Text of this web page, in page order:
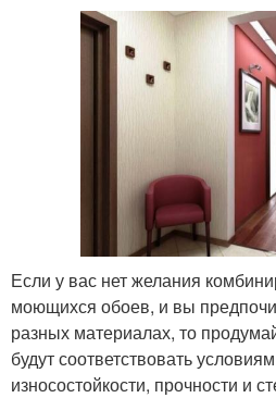
Если у вас нет желания
моющихся обоев, и вы
разных материалах, то
будут соответствовать
износостойкости, прочности и